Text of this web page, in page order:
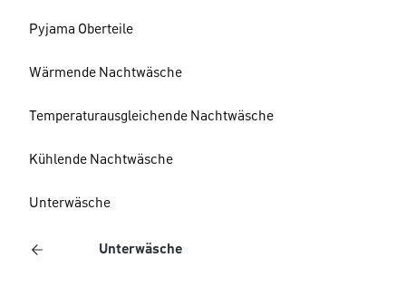
Pyjama Oberteile
Wärmende Nachtwäsche
Temperaturausgleichende Nachtwäsche
Kühlende Nachtwäsche
Unterwäsche
Unterwäsche